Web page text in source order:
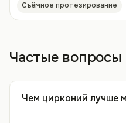
Съёмное протезирование
Частые вопросы
Чем цирконий лучше